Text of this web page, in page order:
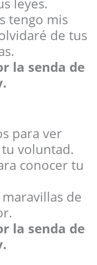
tengo mis
de tus
la senda de
para ver
voluntad.
conocer tu
de
la senda de